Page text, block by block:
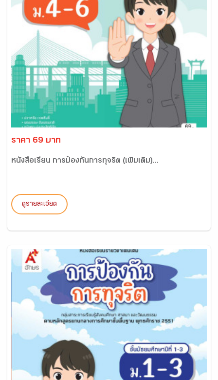
ราคา 69 บาท
หนังสือเรียน การป้องกันการทุจริต (เพิ่มเติม)...
ดูรายละเอียด